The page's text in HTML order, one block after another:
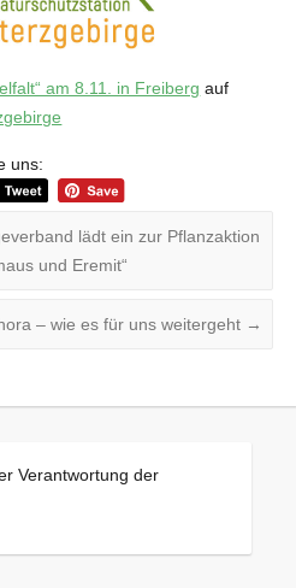
am 8.11. in Freiberg auf
uns:
lädt ein zur Pflanzaktion
und Eremit“
– wie es für uns weitergeht →
Verantwortung der